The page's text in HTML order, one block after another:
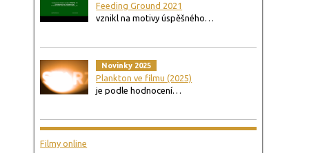
Feeding Ground 2021
vznikl na motivy úspěšného…
Novinky 2025
Plankton ve filmu (2025)
je podle hodnocení…
Filmy online